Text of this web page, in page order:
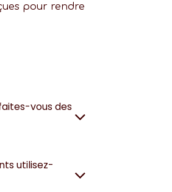
pour rendre
vous des
utilisez-